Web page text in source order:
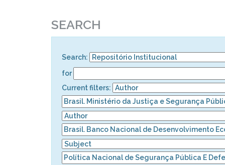
SEARCH
Search:
for
Current filters: